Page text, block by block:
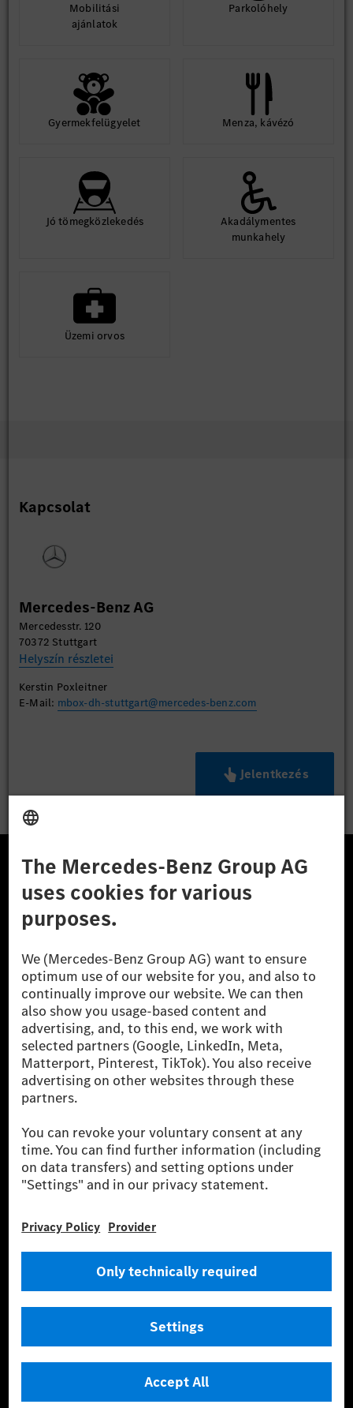
Mobilitási
ajánlatok
Parkolóhely
Gyermekfelügyelet Menza, kávézó
Jó tömegközlekedés
Akadálymentes
munkahely
Üzemi orvos
Kapcsolat
Mercedes-Benz AG
Mercedesstr. 120
70372 Stuttgart
Helyszín részletei
Kerstin Poxleitner
E-Mail: mbox-dh-stuttgart@mercedes-benz.com
Jelentkezés
A Mercedes-Benz Csoport
A Mercedes-Benz Group AG (korábbi Daimler AG) a
Mercedes-Benz AG-val együtt a prémium és
luxusautók, valamint kishaszonjárművek vezető
globális szállítói vagyunk. A Mercedes-Benz Mobility
AG finanszírozást, lízinget, autó előfizetést és
autókölcsönzést, flottakezelést, digitális
szolgáltatásokat a töltéshez és fizetéshez,
biztosításközvetítést, valamint innovatív mobilitási
szolgáltatásokat kínál.
Helyszínek
Jogi nyilatkozat